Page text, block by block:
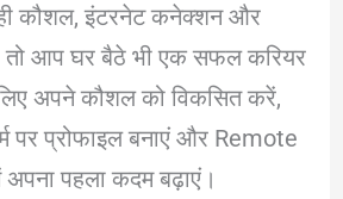
कौशल, इंटरनेट कनेक्शन और
तो आप घर बैठे भी एक सफल करियर
अपने कौशल को विकसित करें,
पर प्रोफाइल बनाएं और Remote
पहला कदम बढ़ाएं।